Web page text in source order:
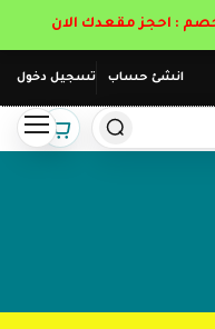
انشئ حساب تسجيل دخول